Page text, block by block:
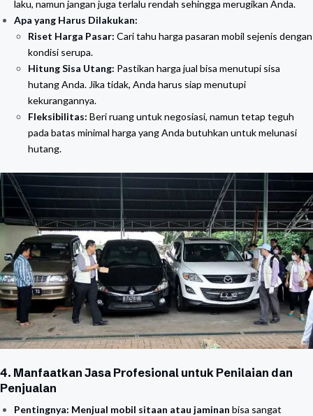
laku, namun jangan juga terlalu rendah sehingga merugikan Anda.
Apa yang Harus Dilakukan:
Riset Harga Pasar: Cari tahu harga pasaran mobil sejenis dengan
kondisi serupa.
Hitung Sisa Utang: Pastikan harga jual bisa menutupi sisa
hutang Anda. Jika tidak, Anda harus siap menutupi
kekurangannya.
Fleksibilitas: Beri ruang untuk negosiasi, namun tetap teguh
pada batas minimal harga yang Anda butuhkan untuk melunasi
hutang.
4. Manfaatkan Jasa Profesional untuk Penilaian dan
Penjualan
Pentingnya: Menjual mobil sitaan atau jaminan bisa sangat